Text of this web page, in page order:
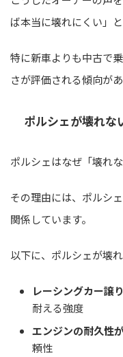
ば本当に壊れにくい」
特に新車よりも中古で
さが評価される傾向があ
ポルシェが壊れな
ポルシェはなぜ「壊れ
その理由には、ポルシ
関係しています。
以下に、ポルシェが壊
レーシングカー譲
耐える強度
エンジンの耐久性
頼性